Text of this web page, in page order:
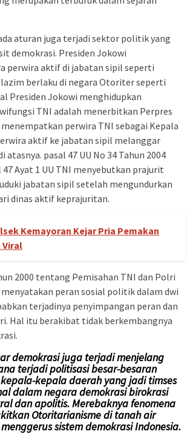
aturan juga terjadi sektor politik yang
demokrasi. Presiden Jokowi
perwira aktif di jabatan sipil seperti
berlaku di negara Otoriter seperti
Presiden Jokowi menghidupkan
TNI adalah menerbitkan Perpres
menempatkan perwira TNI sebagai Kepala
aktif ke jabatan sipil melanggar
atasnya. pasal 47 UU No 34 Tahun 2004
Ayat 1 UU TNI menyebutkan prajurit
jabatan sipil setelah mengundurkan
dinas aktif keprajuritan.
Kemayoran Kejar Pria Pemakan
Viral
2000 tentang Pemisahan TNI dan Polri
peran sosial politik dalam dwi
terjadinya penyimpangan peran dan
Hal itu berakibat tidak berkembangnya
demokrasi juga terjadi menjelang
terjadi politisasi besar-besaran
kepala daerah yang jadi timses
dalam negara demokrasi birokrasi
dan apolitis. Merebaknya fenomena
Otoritarianisme di tanah air
sistem demokrasi Indonesia.